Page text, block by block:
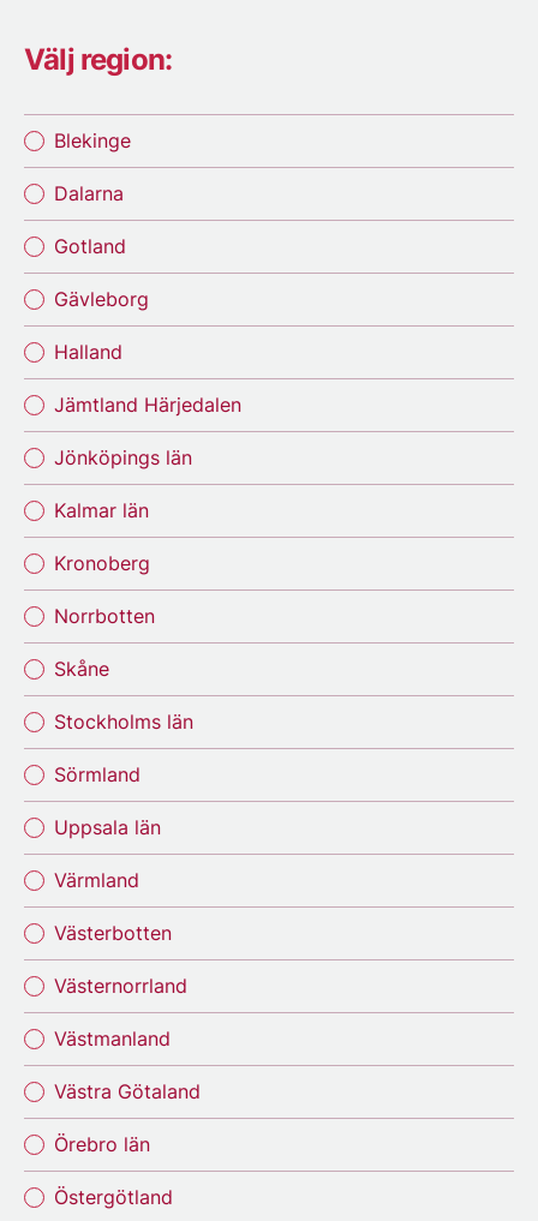
Välj region:
Blekinge
Dalarna
Gotland
Gävleborg
Halland
Jämtland Härjedalen
Jönköpings län
Kalmar län
Kronoberg
Norrbotten
Skåne
Stockholms län
Sörmland
Uppsala län
Värmland
Västerbotten
Västernorrland
Västmanland
Västra Götaland
Örebro län
Östergötland